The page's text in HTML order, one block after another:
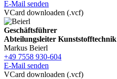
E-Mail senden
VCard downloaden (.vcf)
Geschäftsführer
Abteilungsleiter Kunststofftechnik
Markus Beierl
+49 7558 930-604
E-Mail senden
VCard downloaden (.vcf)